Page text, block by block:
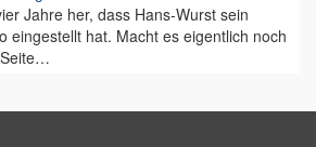
Jahre her, dass Hans-Wurst sein
eingestellt hat. Macht es eigentlich noch